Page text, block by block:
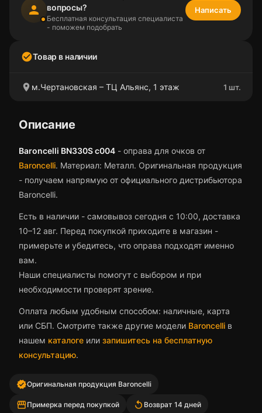
person
вопросы?
Бесплатная консультация специалиста
- поможем подобрать
Написать
check_circleТовар в наличии
location_on м.Чертановская – ТЦ Альянс, 1 этаж 1 шт.
Описание
Baroncelli BN330S c004 - оправа для очков от
Baroncelli. Материал: Металл. Оригинальная продукция
- получаем напрямую от официального дистрибьютора
Baroncelli.
Есть в наличии - самовывоз сегодня с 10:00, доставка
10–12 авг. Перед покупкой приходите в магазин -
примерьте и убедитесь, что оправа подходят именно
вам.
Наши специалисты помогут с выбором и при
необходимости проверят зрение.
Оплата любым удобным способом: наличные, карта
или СБП. Смотрите также другие модели Baroncelli в
нашем каталоге или запишитесь на бесплатную
консультацию.
verifiedОригинальная продукция Baroncelli
storefrontПримерка перед покупкой replay Возврат 14 дней